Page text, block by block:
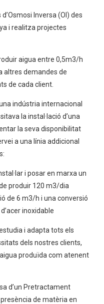
Inversa (OI) des
i realitza projectes
aigua entre 0,5m3/h
altres demandes de
de cada client.
indústria internacional
la instal·lació d’una
la seva disponibilitat
a una línia addicional
i posar en marxa un
produir 120 m3/dia
de 6 m3/h i una conversió
inoxidable
i adapta tots els
dels nostres clients,
produïda com atenent
d’un Pretractament
de matèria en